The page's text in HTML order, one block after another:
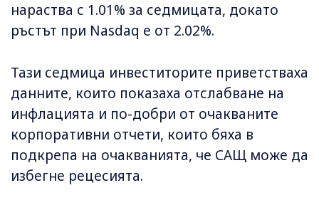
нараства с 1.01% за седмицата, докато
ръстът при Nasdaq е от 2.02%.
Тази седмица инвеститорите приветстваха
данните, които показаха отслабване на
инфлацията и по-добри от очакваните
корпоративни отчети, които бяха в
подкрепа на очакванията, че САЩ може да
избегне рецесията.